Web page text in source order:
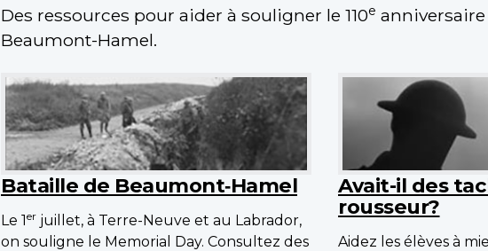
Des ressources pour aider à souligner le 110e
Beaumont-Hamel.
Bataille de Beaumont‑Hamel
Le 1er juillet, à Terre-Neuve et au Labrador,
on souligne le Memorial Day. Consultez des
Avait-il des
rousseur?
Aidez les élèves à